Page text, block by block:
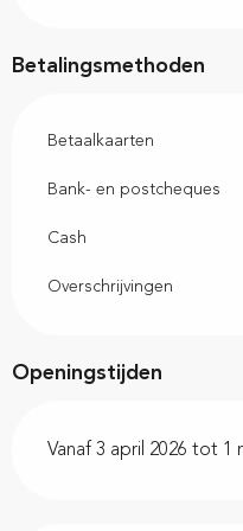
Betalingsmethoden
Betaalkaarten
Bank- en postcheques
Cash
Overschrijvingen
Openingstijden
Vanaf 3 april 2026 tot 1